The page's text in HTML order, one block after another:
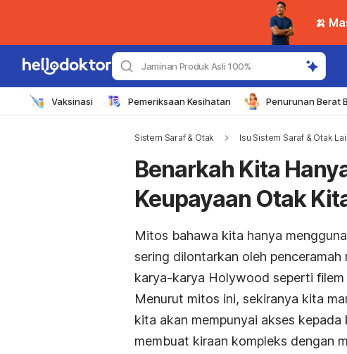
🍌
Jaminan Produk Asli 100%
Vaksinasi Pemeriksaan Kesihatan Penurunan Berat
Sistem Saraf & Otak Isu Sistem Saraf & Otak
Benarkah Kita
Keupayaan Otak
Mitos bahawa kita hanya
sering dilontarkan oleh
karya-karya Holywood seperti
Menurut mitos ini, sekiranya kita
kita akan mempunyai akses
membuat kiraan kompleks dengan